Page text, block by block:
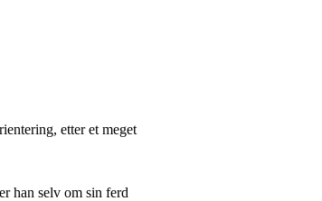
etter et meget
han selv om sin ferd